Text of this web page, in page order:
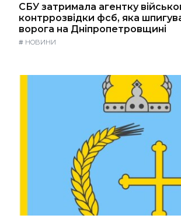
СБУ затримала агентку
контррозвідки фсб, яка
ворога на Дніпропетровщині
# НОВИНИ